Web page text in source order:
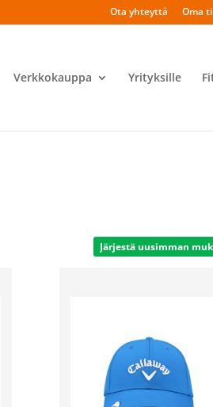
Ota yhteyttä Oma
Verkkokauppa Yrityksille